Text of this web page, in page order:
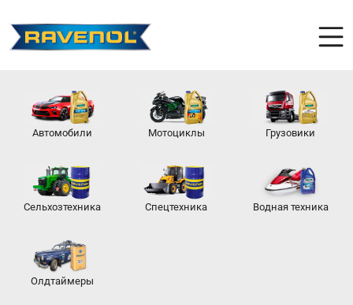
Автомобили Мотоциклы Грузовики
Сельхозтехника Спецтехника Водная техника
Олдтаймеры